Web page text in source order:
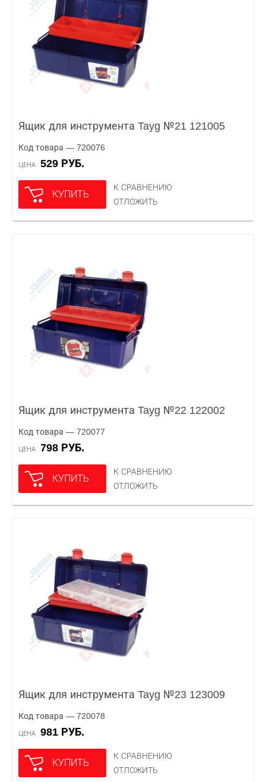
Ящик для инструмента Tayg №21 121005
Код товара — 720076
ЦЕНА 529 РУБ.
КУПИТЬ
К СРАВНЕНИЮ
ОТЛОЖИТЬ
Ящик для инструмента Tayg №22 122002
Код товара — 720077
ЦЕНА 798 РУБ.
КУПИТЬ
К СРАВНЕНИЮ
ОТЛОЖИТЬ
Ящик для инструмента Tayg №23 123009
Код товара — 720078
ЦЕНА 981 РУБ.
КУПИТЬ
К СРАВНЕНИЮ
ОТЛОЖИТЬ